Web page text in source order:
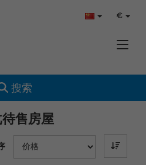
€
navigation
搜索
售房屋